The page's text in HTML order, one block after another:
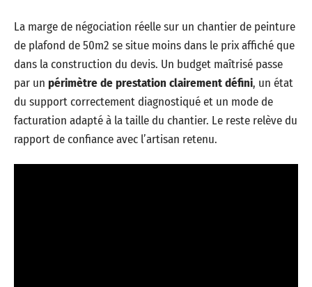
La marge de négociation réelle sur un chantier de peinture
de plafond de 50m2 se situe moins dans le prix affiché que
dans la construction du devis. Un budget maîtrisé passe
par un périmètre de prestation clairement défini, un état
du support correctement diagnostiqué et un mode de
facturation adapté à la taille du chantier. Le reste relève du
rapport de confiance avec l’artisan retenu.